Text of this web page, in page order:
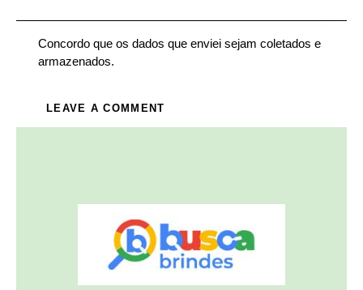
Concordo que os dados que enviei sejam coletados e
armazenados.